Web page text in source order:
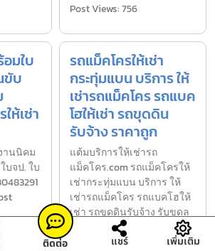
Post Views: 756
มใบ
ขับ
ห้เช่า
านนิคม
บจป. ใบ
รถแม็คโครให้เช่า
กระทุ่มแบน บริการ ให้
เช่ารถแม็คโคร รถแบค
โฮให้เช่า รถขุดดิน
รับจ้าง ราคาถูก
แต้มบริการให้เช่ารถ
แม็คโคร.com รถแม็คโครให้
เช่ากระทุ่มแบน บริการ ให้
เช่ารถแม็คโคร รถแบคโฮให้
เช่า รถขุดดินรับจ้าง รับขุดล
ติดต่อ แชร์ เพิ่มเติม